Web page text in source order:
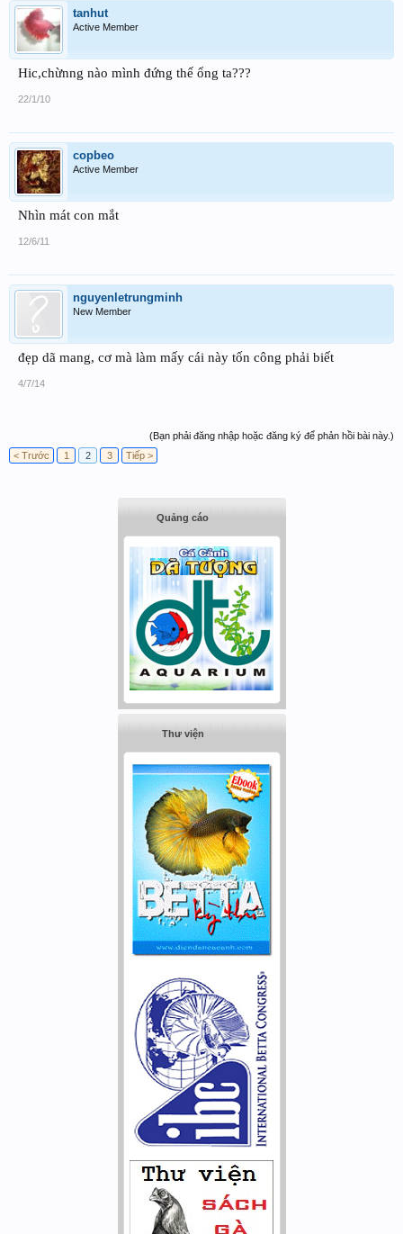
tanhut
Active Member
Hic,chừnng nào mình đứng thế ổng ta???
22/1/10
copbeo
Active Member
Nhìn mát con mắt
12/6/11
nguyenletrungminh
New Member
đẹp dã mang, cơ mà làm mấy cái này tốn công phải biết
4/7/14
(Bạn phải đăng nhập hoặc đăng ký để phản hồi bài này.)
< Trước
1 2 3 Tiếp >
Quảng cáo
Thư viện